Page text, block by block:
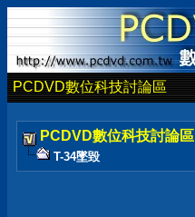
PCDVD數位科技討論區
PCDVD數位科技討論區
T-34墜毀